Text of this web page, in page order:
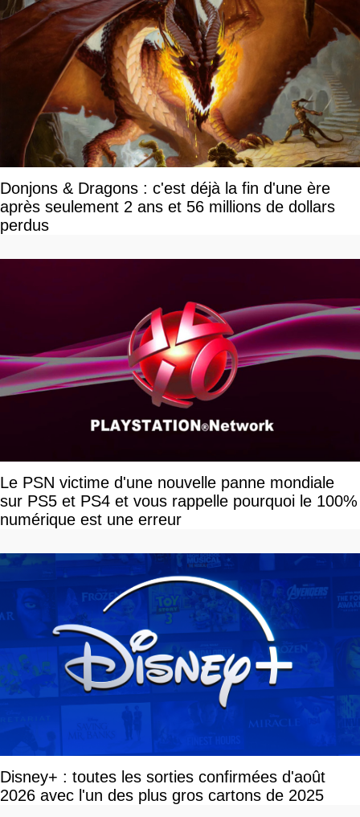
Donjons & Dragons : c'est déjà la fin d'une ère
après seulement 2 ans et 56 millions de dollars
perdus
Le PSN victime d'une nouvelle panne mondiale
sur PS5 et PS4 et vous rappelle pourquoi le 100%
numérique est une erreur
Disney+ : toutes les sorties confirmées d'août
2026 avec l'un des plus gros cartons de 2025